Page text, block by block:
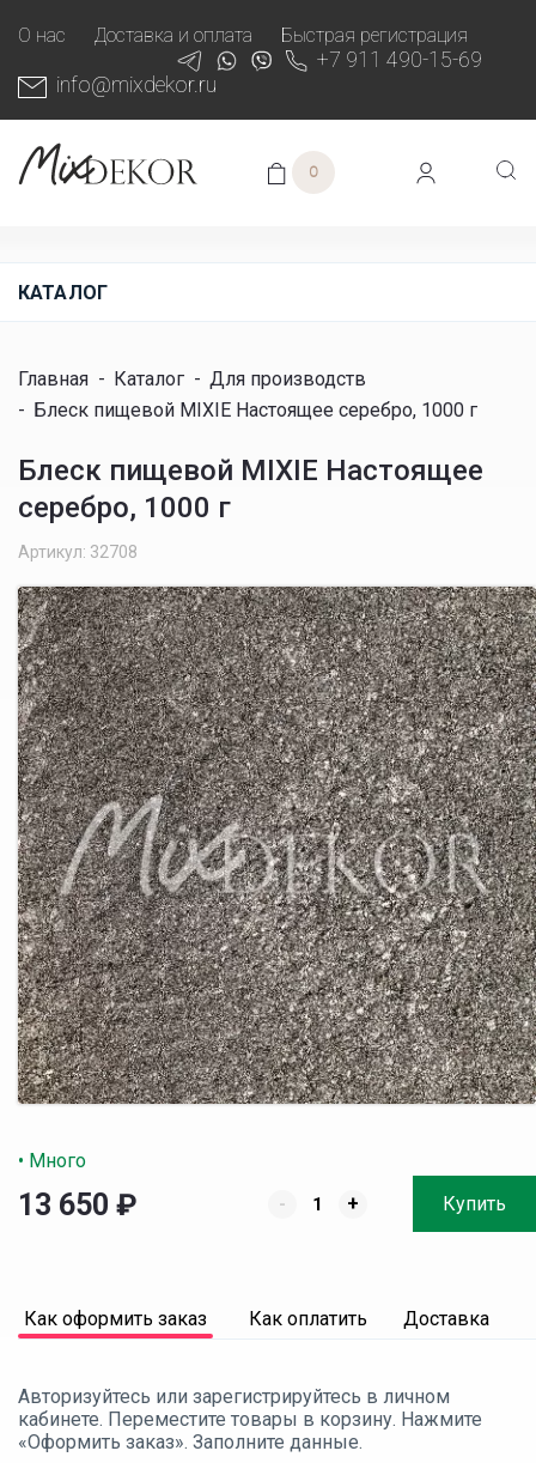
О нас Доставка и оплата Быстрая регистрация
+7 911 490-15-69
info@mixdekor.ru
0
КАТАЛОГ
Главная - Каталог - Для производств
- Блеск пищевой MIXIE Настоящее серебро, 1000 г
Блеск пищевой MIXIE Настоящее
серебро, 1000 г
Артикул: 32708
• Много
13 650 ₽ - + Купить
Как оформить заказ Как оплатить Доставка
Авторизуйтесь или зарегистрируйтесь в личном
кабинете. Переместите товары в корзину. Нажмите
«Оформить заказ». Заполните данные.